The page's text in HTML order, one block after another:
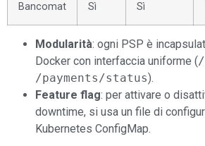
Bancomat Sì Sì
Modularità: ogni PSP è
Docker con interfaccia uniforme (
/payments/status).
Feature flag: per attivare o
downtime, si usa un file di
Kubernetes ConfigMap.